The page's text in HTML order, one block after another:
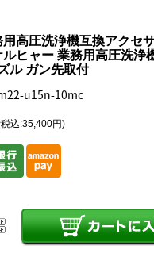
高圧洗浄機互換アクセ
ルヒャー 業務用高圧洗
ル ガン先取付
u15n-10mc
込:35,400円)